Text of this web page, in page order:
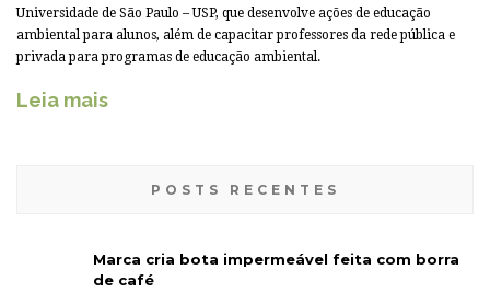
Universidade de São Paulo – USP, que desenvolve ações de educação
ambiental para alunos, além de capacitar professores da rede pública e
privada para programas de educação ambiental.
Leia mais
POSTS RECENTES
Marca cria bota impermeável feita com borra
de café